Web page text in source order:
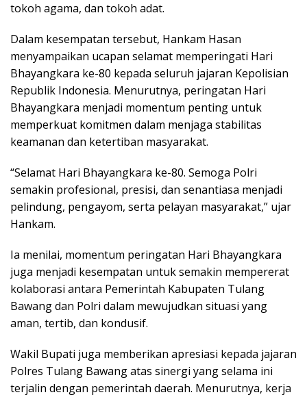
tokoh agama, dan tokoh adat.
Dalam kesempatan tersebut, Hankam Hasan
menyampaikan ucapan selamat memperingati Hari
Bhayangkara ke-80 kepada seluruh jajaran Kepolisian
Republik Indonesia. Menurutnya, peringatan Hari
Bhayangkara menjadi momentum penting untuk
memperkuat komitmen dalam menjaga stabilitas
keamanan dan ketertiban masyarakat.
“Selamat Hari Bhayangkara ke-80. Semoga Polri
semakin profesional, presisi, dan senantiasa menjadi
pelindung, pengayom, serta pelayan masyarakat,” ujar
Hankam.
Ia menilai, momentum peringatan Hari Bhayangkara
juga menjadi kesempatan untuk semakin mempererat
kolaborasi antara Pemerintah Kabupaten Tulang
Bawang dan Polri dalam mewujudkan situasi yang
aman, tertib, dan kondusif.
Wakil Bupati juga memberikan apresiasi kepada jajaran
Polres Tulang Bawang atas sinergi yang selama ini
terjalin dengan pemerintah daerah. Menurutnya, kerja